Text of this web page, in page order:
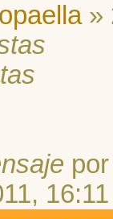
»
16:11